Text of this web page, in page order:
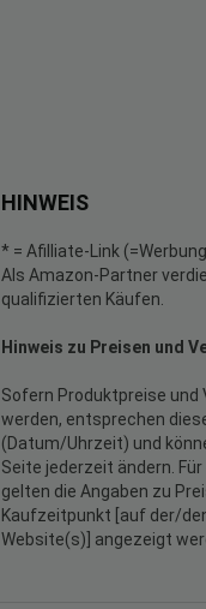
HINWEIS
* = Afilliate-Link
Als Amazon-Partner
qualifizierten Käufen.
Hinweis zu Preisen und
Sofern Produktpreise
werden, entsprechen
(Datum/Uhrzeit) und
Seite jederzeit ändern.
gelten die Angaben zu
Kaufzeitpunkt [auf der/
Website(s)] angezeigt